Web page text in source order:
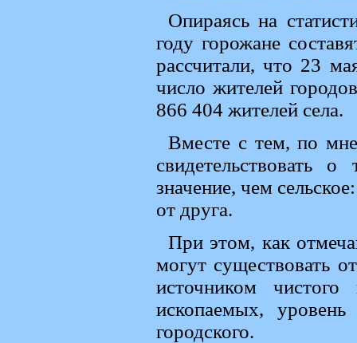
Опираясь на
году горожане
рассчитали, что 23
число жителей
866 404 жителей села.
Вместе с тем, по
свидетельствовать
значение, чем
от друга.
При этом, как
могут существовать
источником
ископаемых,
городского.